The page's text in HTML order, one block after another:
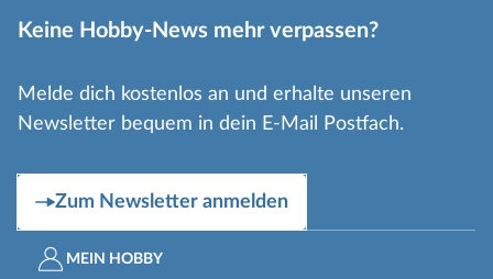
Keine Hobby-News mehr verpassen?
Melde dich kostenlos an und erhalte unseren
Newsletter bequem in dein E-Mail Postfach.
Zum Newsletter anmelden
MEIN HOBBY